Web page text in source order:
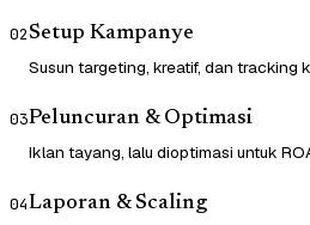
02Setup Kampanye
Susun targeting, kreatif, dan tracking
03Peluncuran & Optimasi
Iklan tayang, lalu dioptimasi untuk
04Laporan & Scaling